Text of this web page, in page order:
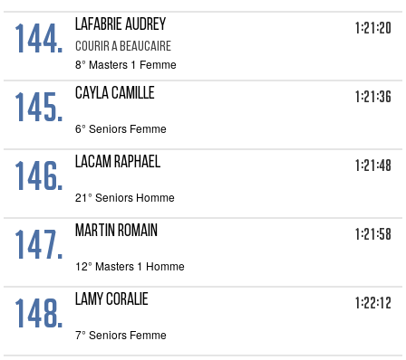
144. LAFABRIE AUDREY
COURIR A BEAUCAIRE
1:21:20
8° Masters 1 Femme
145. CAYLA CAMILLE 1:21:36
6° Seniors Femme
146. LACAM RAPHAEL 1:21:48
21° Seniors Homme
147. MARTIN ROMAIN 1:21:58
12° Masters 1 Homme
148. LAMY CORALIE 1:22:12
7° Seniors Femme